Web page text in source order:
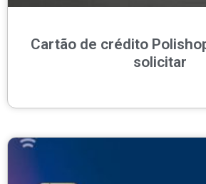
Cartão de crédito
solicitar